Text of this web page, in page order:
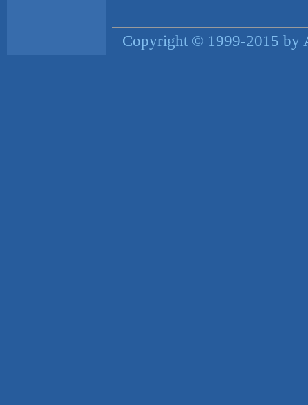
Copyright © 1999-2015 by